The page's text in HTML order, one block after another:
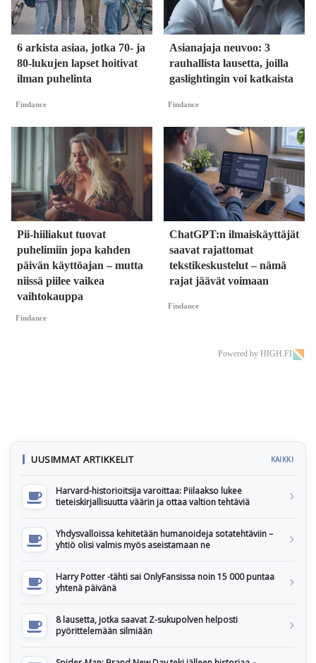
6 arkista asiaa, jotka 70- ja
80-lukujen lapset hoitivat
ilman puhelinta
Findance
Asianajaja neuvoo: 3
rauhallista lausetta, joilla
gaslightingin voi katkaista
Findance
Pii-hiiliakut tuovat
puhelimiin jopa kahden
päivän käyttöajan – mutta
niissä piilee vaikea
vaihtokauppa
Findance
ChatGPT:n ilmaiskäyttäjät
saavat rajattomat
tekstikeskustelut – nämä
rajat jäävät voimaan
Findance
Powered by HIGH.FI
UUSIMMAT ARTIKKELIT KAIKKI
Harvard-historioitsija varoittaa: Piilaakso lukee
tieteiskirjallisuutta väärin ja ottaa valtion tehtäviä
Yhdysvalloissa kehitetään humanoideja sotatehtäviin –
yhtiö olisi valmis myös aseistamaan ne
Harry Potter -tähti sai OnlyFansissa noin 15 000 puntaa
yhtenä päivänä
8 lausetta, jotka saavat Z-sukupolven helposti
pyörittelemään silmiään